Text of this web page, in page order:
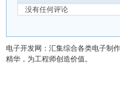
没有任何评论
电子开发网：汇集综合各类电子制
精华，为工程师创造价值。